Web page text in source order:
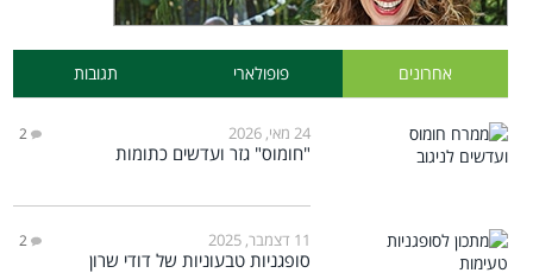
אחרונים פופולארי תגובות
24 מאי, 2026 2
"חומוס" גזר ועדשים כתומות
11 דצמבר, 2025 2
סופגניות טבעוניות של דודי שרון